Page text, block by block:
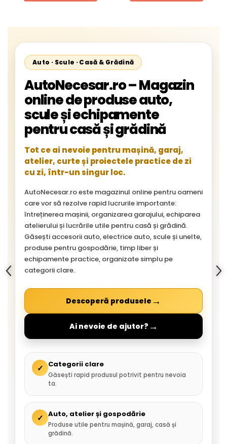
Auto · Scule · Casă & Grădină
AutoNecesar.ro – Magazin
online de produse auto,
scule și echipamente
pentru casă și grădină
Tot ce ai nevoie pentru mașină, garaj,
atelier, curte și proiectele practice de zi
cu zi, într-un singur loc.
AutoNecesar.ro este magazinul online pentru oameni
care vor să rezolve rapid lucrurile importante:
întreținerea mașinii, organizarea garajului, echiparea
atelierului și lucrările utile pentru casă și grădină.
Găsești accesorii auto, electrice auto, scule și unelte,
produse pentru gospodărie, timp liber și
echipamente practice, organizate simplu pe
categorii clare.
Descoperă produsele →
Ai nevoie de ajutor? →
✓ Categorii clare
Găsești rapid produsul potrivit pentru nevoia
ta.
✓ Auto, atelier și gospodărie
Produse utile pentru mașină, garaj, casă și
grădină.